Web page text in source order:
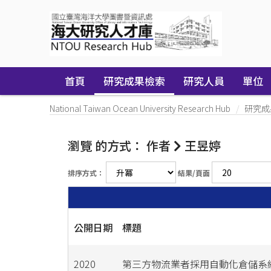
首頁 研究成果檢索 研究人員 單位
National Taiwan Ocean University Research Hub 研究
瀏覽 的方式： 作者 王昱婷
排序方式： 結果/頁面
公開日期 標題
2020
第三方物流業者採用自動化倉儲